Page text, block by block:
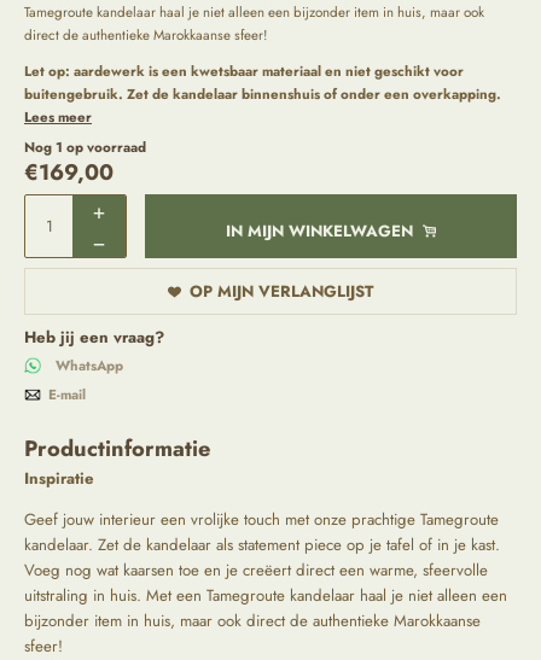
Tamegroute kandelaar haal je niet alleen een bijzonder item in huis, maar ook
direct de authentieke Marokkaanse sfeer!
Let op: aardewerk is een kwetsbaar materiaal en niet geschikt voor
buitengebruik. Zet de kandelaar binnenshuis of onder een overkapping.
Lees meer
Nog 1 op voorraad
€169,00
IN MIJN WINKELWAGEN
OP MIJN VERLANGLIJST
Heb jij een vraag?
WhatsApp
E-mail
Productinformatie
Inspiratie
Geef jouw interieur een vrolijke touch met onze prachtige Tamegroute
kandelaar. Zet de kandelaar als statement piece op je tafel of in je kast.
Voeg nog wat kaarsen toe en je creëert direct een warme, sfeervolle
uitstraling in huis. Met een Tamegroute kandelaar haal je niet alleen een
bijzonder item in huis, maar ook direct de authentieke Marokkaanse
sfeer!